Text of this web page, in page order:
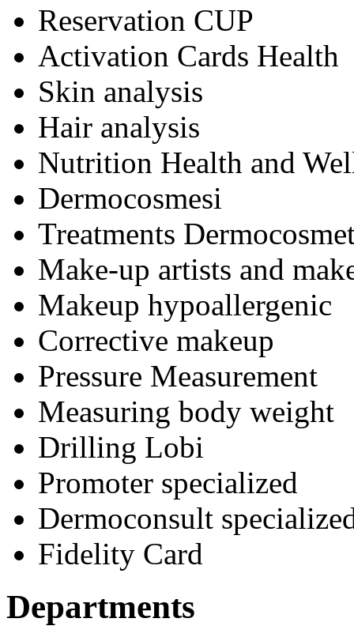
Reservation CUP
Activation Cards Health
Skin analysis
Hair analysis
Nutrition Health and
Dermocosmesi
Treatments
Make-up artists and
Makeup hypoallergenic
Corrective makeup
Pressure Measurement
Measuring body weight
Drilling Lobi
Promoter specialized
Dermoconsult
Fidelity Card
Departments